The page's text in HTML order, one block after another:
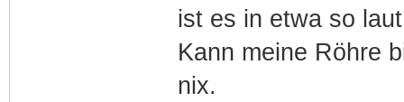
ist es in etwa so
Kann meine Röhre
nix.